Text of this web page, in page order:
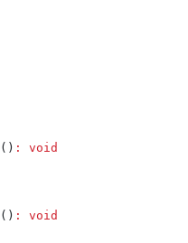
() :
void
() :
void